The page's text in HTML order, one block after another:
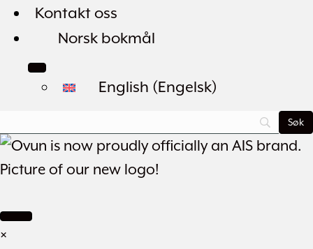
Kontakt oss
Norsk bokmål
English (Engelsk)
×